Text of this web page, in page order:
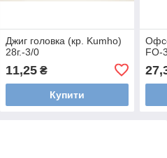
Джиг головка (кр. Kumho)
28г.-3/0
11,25₴
Купити
FO-